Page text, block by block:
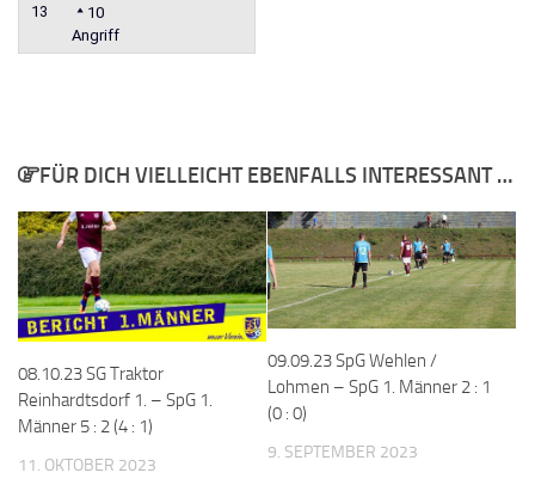
13
10
Angriff
FÜR DICH VIELLEICHT EBENFALLS INTERESSANT …
08.10.23 SG Traktor
Reinhardtsdorf 1. – SpG 1.
Männer 5 : 2 (4 : 1)
11. OKTOBER 2023
09.09.23 SpG Wehlen /​
Lohmen – SpG 1. Männer 2 : 1
(0 : 0)
9. SEPTEMBER 2023